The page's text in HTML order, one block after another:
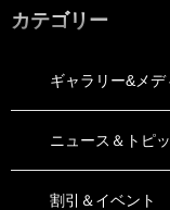
カテゴリー
ギャラリー&メ
ニュース＆トピ
割引＆イベント